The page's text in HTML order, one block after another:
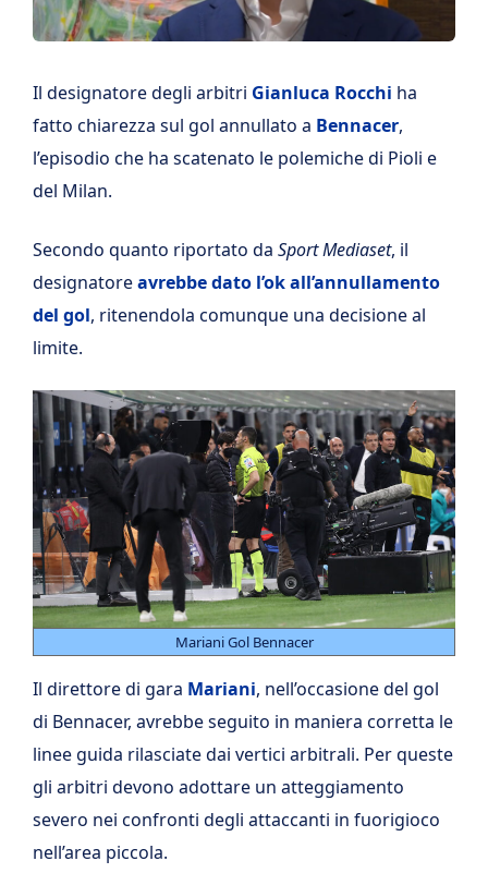
Il designatore degli arbitri Gianluca Rocchi ha
fatto chiarezza sul gol annullato a Bennacer,
l’episodio che ha scatenato le polemiche di Pioli e
del Milan.
Secondo quanto riportato da Sport Mediaset, il
designatoreavrebbe dato l’ok all’annullamento
del gol, ritenendola comunque una decisione al
limite.
Mariani Gol Bennacer
Il direttore di gara Mariani, nell’occasione del gol
di Bennacer, avrebbe seguito in maniera corretta le
linee guida rilasciate dai vertici arbitrali. Per queste
gli arbitri devono adottare un atteggiamento
severo nei confronti degli attaccanti in fuorigioco
nell’area piccola.